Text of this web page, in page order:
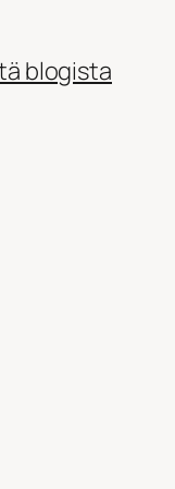
blogista